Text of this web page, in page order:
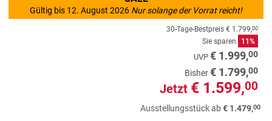
Gültig bis 12. August 2026 Nur solange der Vorrat reicht!
30-Tage-Bestpreis € 1.799,00
Sie sparen 11%
UVP € 1.999,00
Bisher€ 1.799,00
Jetzt € 1.599,00
Ausstellungsstück ab€ 1.479,00